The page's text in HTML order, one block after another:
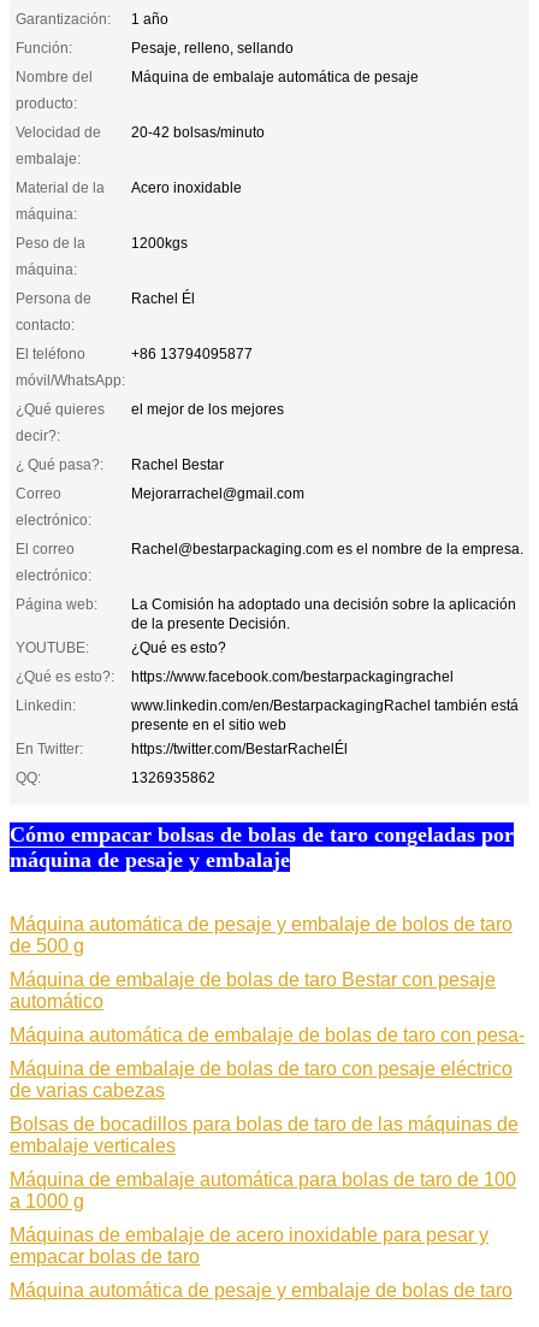
Garantización:
1 año
Función:
Pesaje, relleno, sellando
Nombre del
producto:
Máquina de embalaje automática de pesaje
Velocidad de
embalaje:
20-42 bolsas/minuto
Material de la
máquina:
Acero inoxidable
Peso de la
máquina:
1200kgs
Persona de
contacto:
Rachel Él
El teléfono
móvil/WhatsApp:
+86 13794095877
¿Qué quieres
decir?:
el mejor de los mejores
¿ Qué pasa?:
Rachel Bestar
Correo
electrónico:
Mejorarrachel@gmail.com
El correo
electrónico:
Rachel@bestarpackaging.com es el nombre de la empresa.
Página web:
La Comisión ha adoptado una decisión sobre la aplicación
de la presente Decisión.
YOUTUBE:
¿Qué es esto?
¿Qué es esto?:
https://www.facebook.com/bestarpackagingrachel
Linkedin:
www.linkedin.com/en/BestarpackagingRachel también está
presente en el sitio web
En Twitter:
https://twitter.com/BestarRachelÉl
QQ:
1326935862
Cómo empacar bolsas de bolas de taro congeladas por
máquina de pesaje y embalaje
Máquina automática de pesaje y embalaje de bolos de taro
de 500 g
Máquina de embalaje de bolas de taro Bestar con pesaje
automático
Máquina automática de embalaje de bolas de taro con pesa-
Máquina de embalaje de bolas de taro con pesaje eléctrico
de varias cabezas
Bolsas de bocadillos para bolas de taro de las máquinas de
embalaje verticales
Máquina de embalaje automática para bolas de taro de 100
a 1000 g
Máquinas de embalaje de acero inoxidable para pesar y
empacar bolas de taro
Máquina automática de pesaje y embalaje de bolas de taro